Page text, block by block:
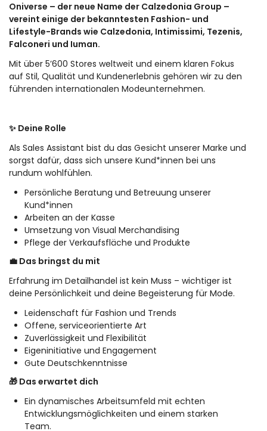
Oniverse – der neue Name der Calzedonia Group –
vereint einige der bekanntesten Fashion- und
Lifestyle-Brands wie Calzedonia, Intimissimi, Tezenis,
Falconeri und Iuman.
Mit über 5’600 Stores weltweit und einem klaren Fokus
auf Stil, Qualität und Kundenerlebnis gehören wir zu den
führenden internationalen Modeunternehmen.
✨ Deine Rolle
Als Sales Assistant bist du das Gesicht unserer Marke und
sorgst dafür, dass sich unsere Kund*innen bei uns
rundum wohlfühlen.
Persönliche Beratung und Betreuung unserer
Kund*innen
Arbeiten an der Kasse
Umsetzung von Visual Merchandising
Pflege der Verkaufsfläche und Produkte
💼 Das bringst du mit
Erfahrung im Detailhandel ist kein Muss – wichtiger ist
deine Persönlichkeit und deine Begeisterung für Mode.
Leidenschaft für Fashion und Trends
Offene, serviceorientierte Art
Zuverlässigkeit und Flexibilität
Eigeninitiative und Engagement
Gute Deutschkenntnisse
🎁 Das erwartet dich
Ein dynamisches Arbeitsumfeld mit echten
Entwicklungsmöglichkeiten und einem starken
Team.